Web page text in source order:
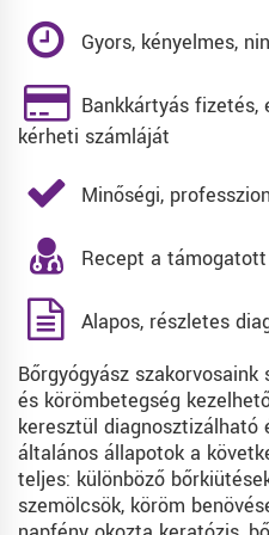
Gyors, kényelmes,
Bankkártyás fizetés,
kérheti számláját
Minőségi,
Recept a
Alapos, részletes
Bőrgyógyász
és körömbetegség
keresztül diagnosztizálható
általános állapotok a
teljes: különböző
szemölcsök, köröm